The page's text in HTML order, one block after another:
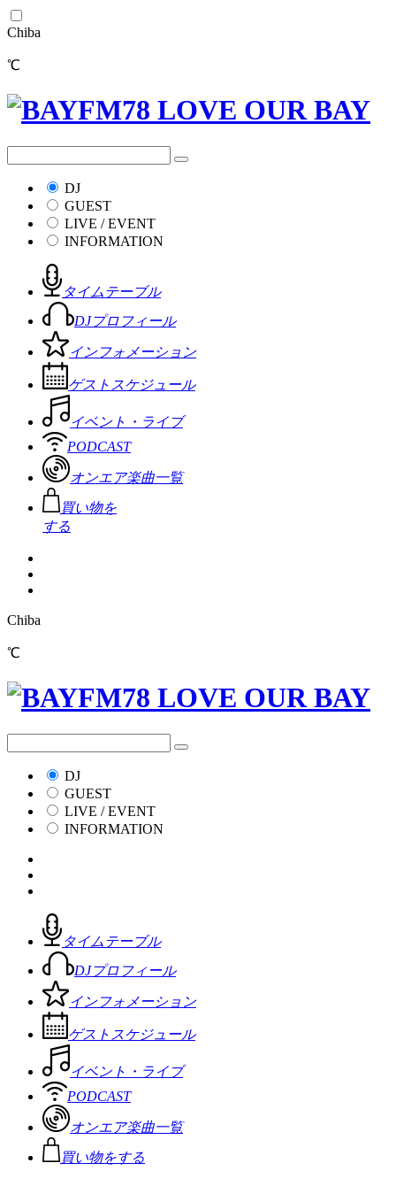
Chiba
℃
DJ
GUEST
LIVE / EVENT
INFORMATION
タイムテーブル
DJプロフィール
インフォメーション
ゲストスケジュール
イベント・ライブ
PODCAST
オンエア楽曲一覧
買い物を
する
Chiba
℃
DJ
GUEST
LIVE / EVENT
INFORMATION
タイムテーブル
DJプロフィール
インフォメーション
ゲストスケジュール
イベント・ライブ
PODCAST
オンエア楽曲一覧
買い物をする